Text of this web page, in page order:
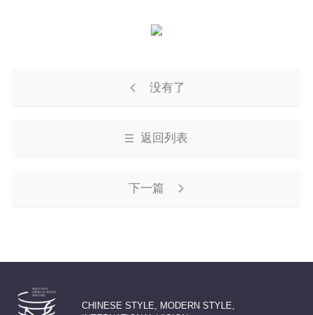
没有了
返回列表
下一篇
CHINESE STYLE, MODERN STYLE,